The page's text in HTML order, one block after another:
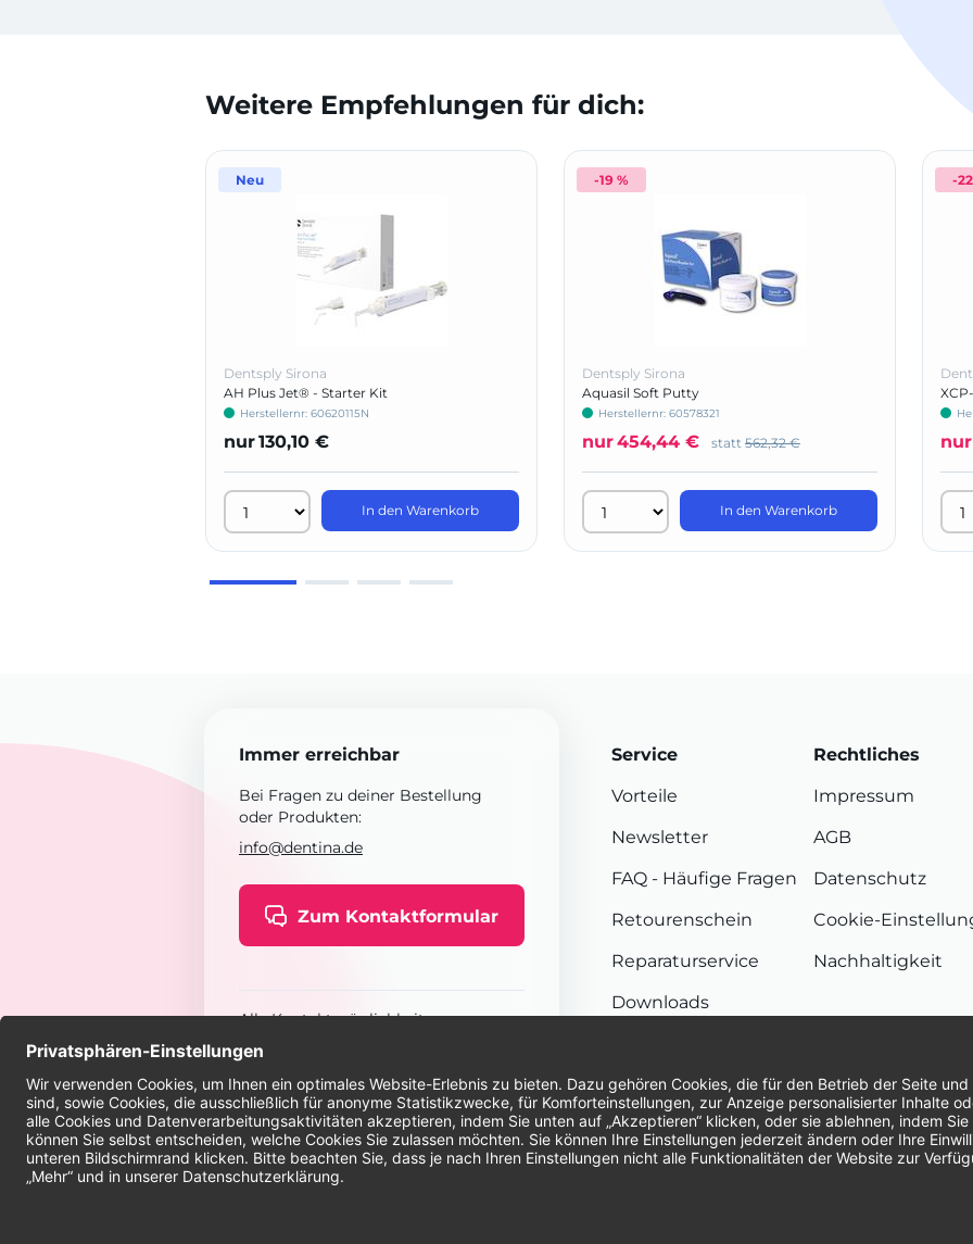
Weitere Empfehlungen für dich:
Neu
Dentsply Sirona
AH Plus Jet® - Starter Kit
Herstellernr: 60620115N
nur130,10 €
In den Warenkorb
-19 %
Dentsply Sirona
Aquasil Soft Putty
Herstellernr: 60578321
nur454,44 € statt 562,32 €
In den Warenkorb
-
nur
Immer erreichbar
Bei Fragen zu deiner Bestellung
oder Produkten:
info@dentina.de
Zum Kontaktformular
Alle Kontaktmöglichkeiten
Service
Vorteile
Newsletter
FAQ - Häufige Fragen
Retourenschein
Reparaturservice
Downloads
Rechtliches
Impressum
AGB
Datenschutz
Cookie-
Nachhaltigkeit